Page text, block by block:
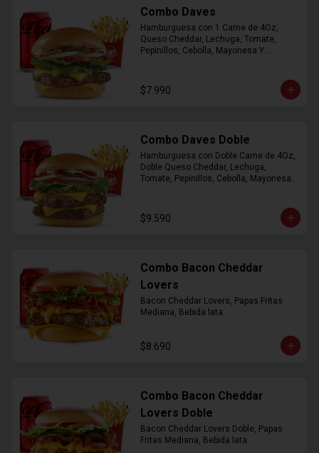
Combo Daves
Hamburguesa con 1 Carne de 4Oz,
Queso Cheddar, Lechuga, Tomate,
Pepinillos, Cebolla, Mayonesa Y
$7.990
Combo Daves Doble
Hamburguesa con Doble Carne de 4Oz,
Doble Queso Cheddar, Lechuga,
Tomate, Pepinillos, Cebolla, Mayonesa y
$9.590
Combo Bacon Cheddar
Lovers
Bacon Cheddar Lovers, Papas Fritas
Mediana, Bebida lata.
$8.690
Combo Bacon Cheddar
Lovers Doble
Bacon Cheddar Lovers Doble, Papas
Fritas Mediana, Bebida lata.